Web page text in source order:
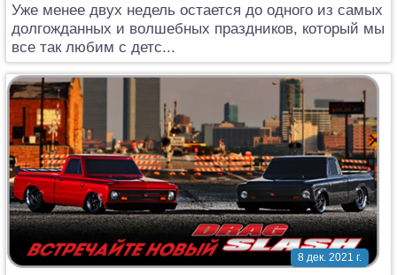
Уже менее двух недель остается до одного из самых
долгожданных и волшебных праздников, который мы
все так любим с детс...
8 дек. 2021 г.